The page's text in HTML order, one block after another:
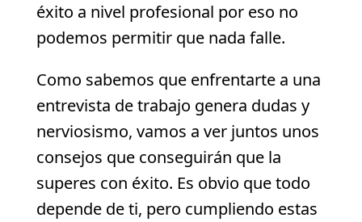
éxito a nivel profesional por eso no
podemos permitir que nada falle.
Como sabemos que enfrentarte a una
entrevista de trabajo genera dudas y
nerviosismo, vamos a ver juntos unos
consejos que conseguirán que la
superes con éxito. Es obvio que todo
depende de ti, pero cumpliendo estas